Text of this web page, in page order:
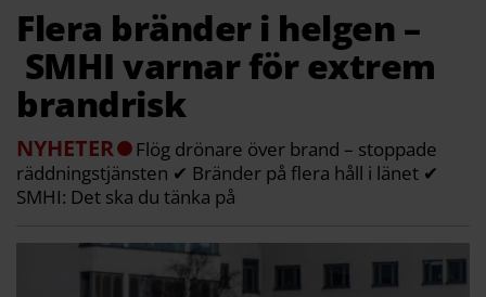
Flera bränder i helgen –
SMHI varnar för extrem
brandrisk
NYHETER
Flög drönare över brand – stoppade
räddningstjänsten ✔ Bränder på flera håll i länet ✔
SMHI: Det ska du tänka på